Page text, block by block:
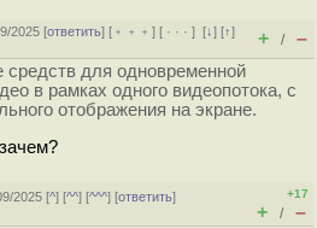
2025 [ответить] [ ﹢﹢﹢] [ · · ·][↓] [↑]
+ / –
средств для одновременной
в рамках одного видеопотока, с
отображения на экране.
2025 [^] [^^] [^^^] [ответить]
+17
+ / –